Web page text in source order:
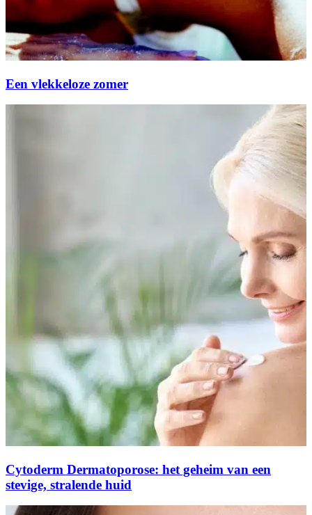
Een vlekkeloze zomer
Cytoderm Dermatoporose: het geheim van een
stevige, stralende huid